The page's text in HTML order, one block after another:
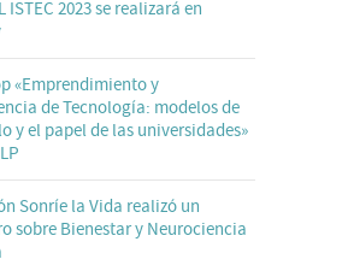
ISTEC 2023 se realizará en
«Emprendimiento y
de Tecnología: modelos de
y el papel de las universidades»
Sonríe la Vida realizó un
sobre Bienestar y Neurociencia